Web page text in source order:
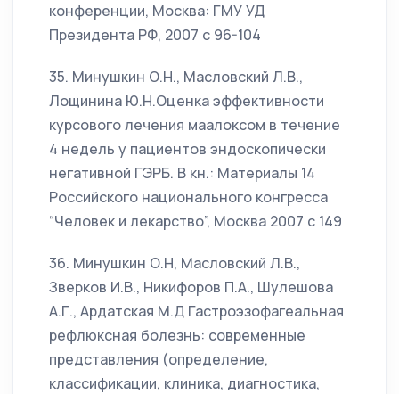
конференции, Москва: ГМУ УД
Президента РФ, 2007 с 96-104
35. Минушкин О.Н., Масловский Л.В.,
Лощинина Ю.Н.Оценка эффективности
курсового лечения маалоксом в течение
4 недель у пациентов эндоскопически
негативной ГЭРБ. В кн.: Материалы 14
Российского национального конгресса
“Человек и лекарство”, Москва 2007 с 149
36. Минушкин О.Н, Масловский Л.В.,
Зверков И.В., Никифоров П.А., Шулешова
А.Г., Ардатская М.Д Гастроэзофагеальная
рефлюксная болезнь: современные
представления (определение,
классификации, клиника, диагностика,